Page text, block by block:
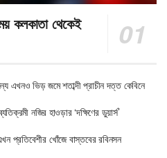
কলকাতা থেকেই
এখনও ভিড় জমে শতাব্দী প্রাচীন দত্ত কেবিনে
নজির হাওড়ার ‘দক্ষিণের ডুয়ার্স’
প্রতিবেশীর খোঁজে বাস্তবের রবিনসন